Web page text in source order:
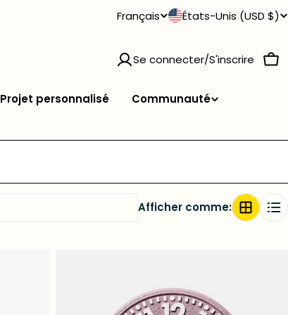
L
a
n
e
Français P
a
y
r
i
États-Unis (USD $)
Se connecter/S'inscrire
Projet personnalisé
Communauté
Afficher comme: